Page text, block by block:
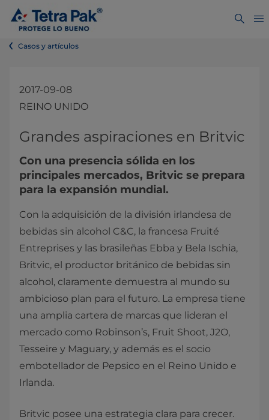
Casos y artículos
2017-09-08
REINO UNIDO
Grandes aspiraciones en Britvic
Con una presencia sólida en los
principales mercados, Britvic se prepara
para la expansión mundial.
Con la adquisición de la división irlandesa de
bebidas sin alcohol C&C, la francesa Fruité
Entreprises y las brasileñas Ebba y Bela Ischia,
Britvic, el productor británico de bebidas sin
alcohol, claramente demuestra al mundo su
ambicioso plan para el futuro. La empresa tiene
una amplia cartera de marcas que lideran el
mercado como Robinson’s, Fruit Shoot, J2O,
Tesseire y Maguary, y además es el socio
embotellador de Pepsico en el Reino Unido e
Irlanda.
Britvic posee una estrategia clara para crecer.